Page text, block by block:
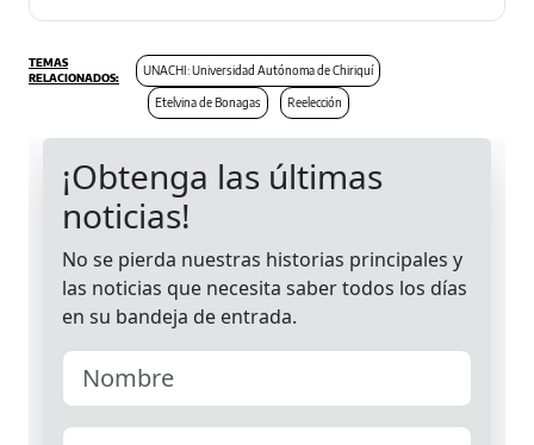
UNACHI: Universidad Autónoma de Chiriquí
Etelvina de Bonagas Reelección